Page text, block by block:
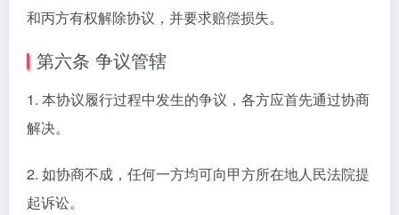
和丙方有权解除协议，并要求赔偿损失。
第六条 争议管辖
1. 本协议履行过程中发生的争议，各方应首先通过协商
解决。
2. 如协商不成，任何一方均可向甲方所在地人民法院提
起诉讼。